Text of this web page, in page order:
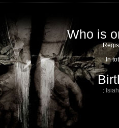
Who is
In
: